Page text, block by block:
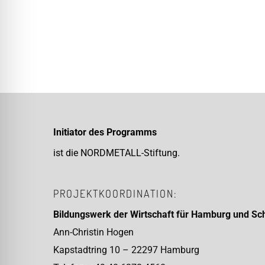
Initiator des Programms
ist die NORDMETALL-Stiftung.
PROJEKTKOORDINATION:
Bildungswerk der Wirtschaftfür Hamburg und
Ann-Christin Hogen
Kapstadtring 10 – 22297 Hamburg